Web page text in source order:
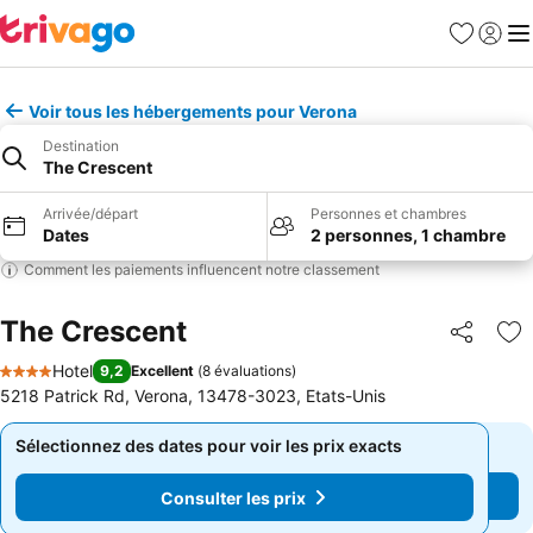
Favoris
Se
Voir tous les hébergements pour Verona
Destination
The Crescent
Arrivée/départ
Dates
Personnes et chambres
2 personnes, 1 chambre
Comment les paiements influencent notre classement
The Crescent Partager
4 Étoiles
Hotel 9,2 Excellent (8 évaluations)
5218 Patrick Rd, Verona, 13478-3023, Etats-Unis
Sélectionnez des dates pour voir les prix exacts
Consulter les prix
Sélectionnez des dates pour voir les prix exacts
Consulter les prix